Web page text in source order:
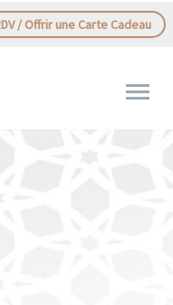
/ Offrir une Carte Cadeau